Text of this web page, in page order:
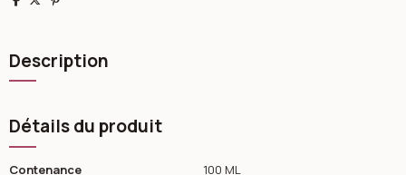
Description
Détails du produit
Contenance 100 ML